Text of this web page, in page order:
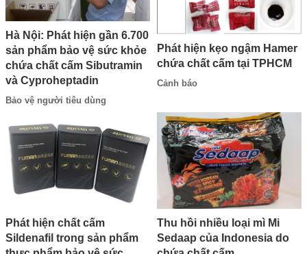
Hà Nội: Phát hiện gần 6.700
sản phẩm bảo vệ sức khỏe
chứa chất cấm Sibutramin
và Cyproheptadin
Bảo vệ người tiêu dùng
Phát hiện kẹo ngậm Hamer
chứa chất cấm tại TPHCM
Cảnh báo
Phát hiện chất cấm
Sildenafil trong sản phẩm
Thu hồi nhiều loại mì Mi
Sedaap của Indonesia do